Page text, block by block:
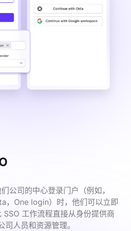
公司的中心登录门户（例如，
，One login）时，他们可以立即
工作流程直接从身份提供商
司人员和资源管理。